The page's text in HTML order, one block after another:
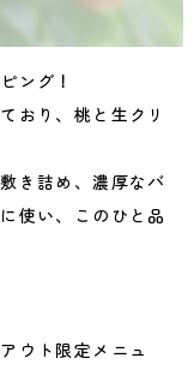
ング！
おり、桃と生クリ
き詰め、濃厚なバ
使い、このひと品
ウト限定メニュ